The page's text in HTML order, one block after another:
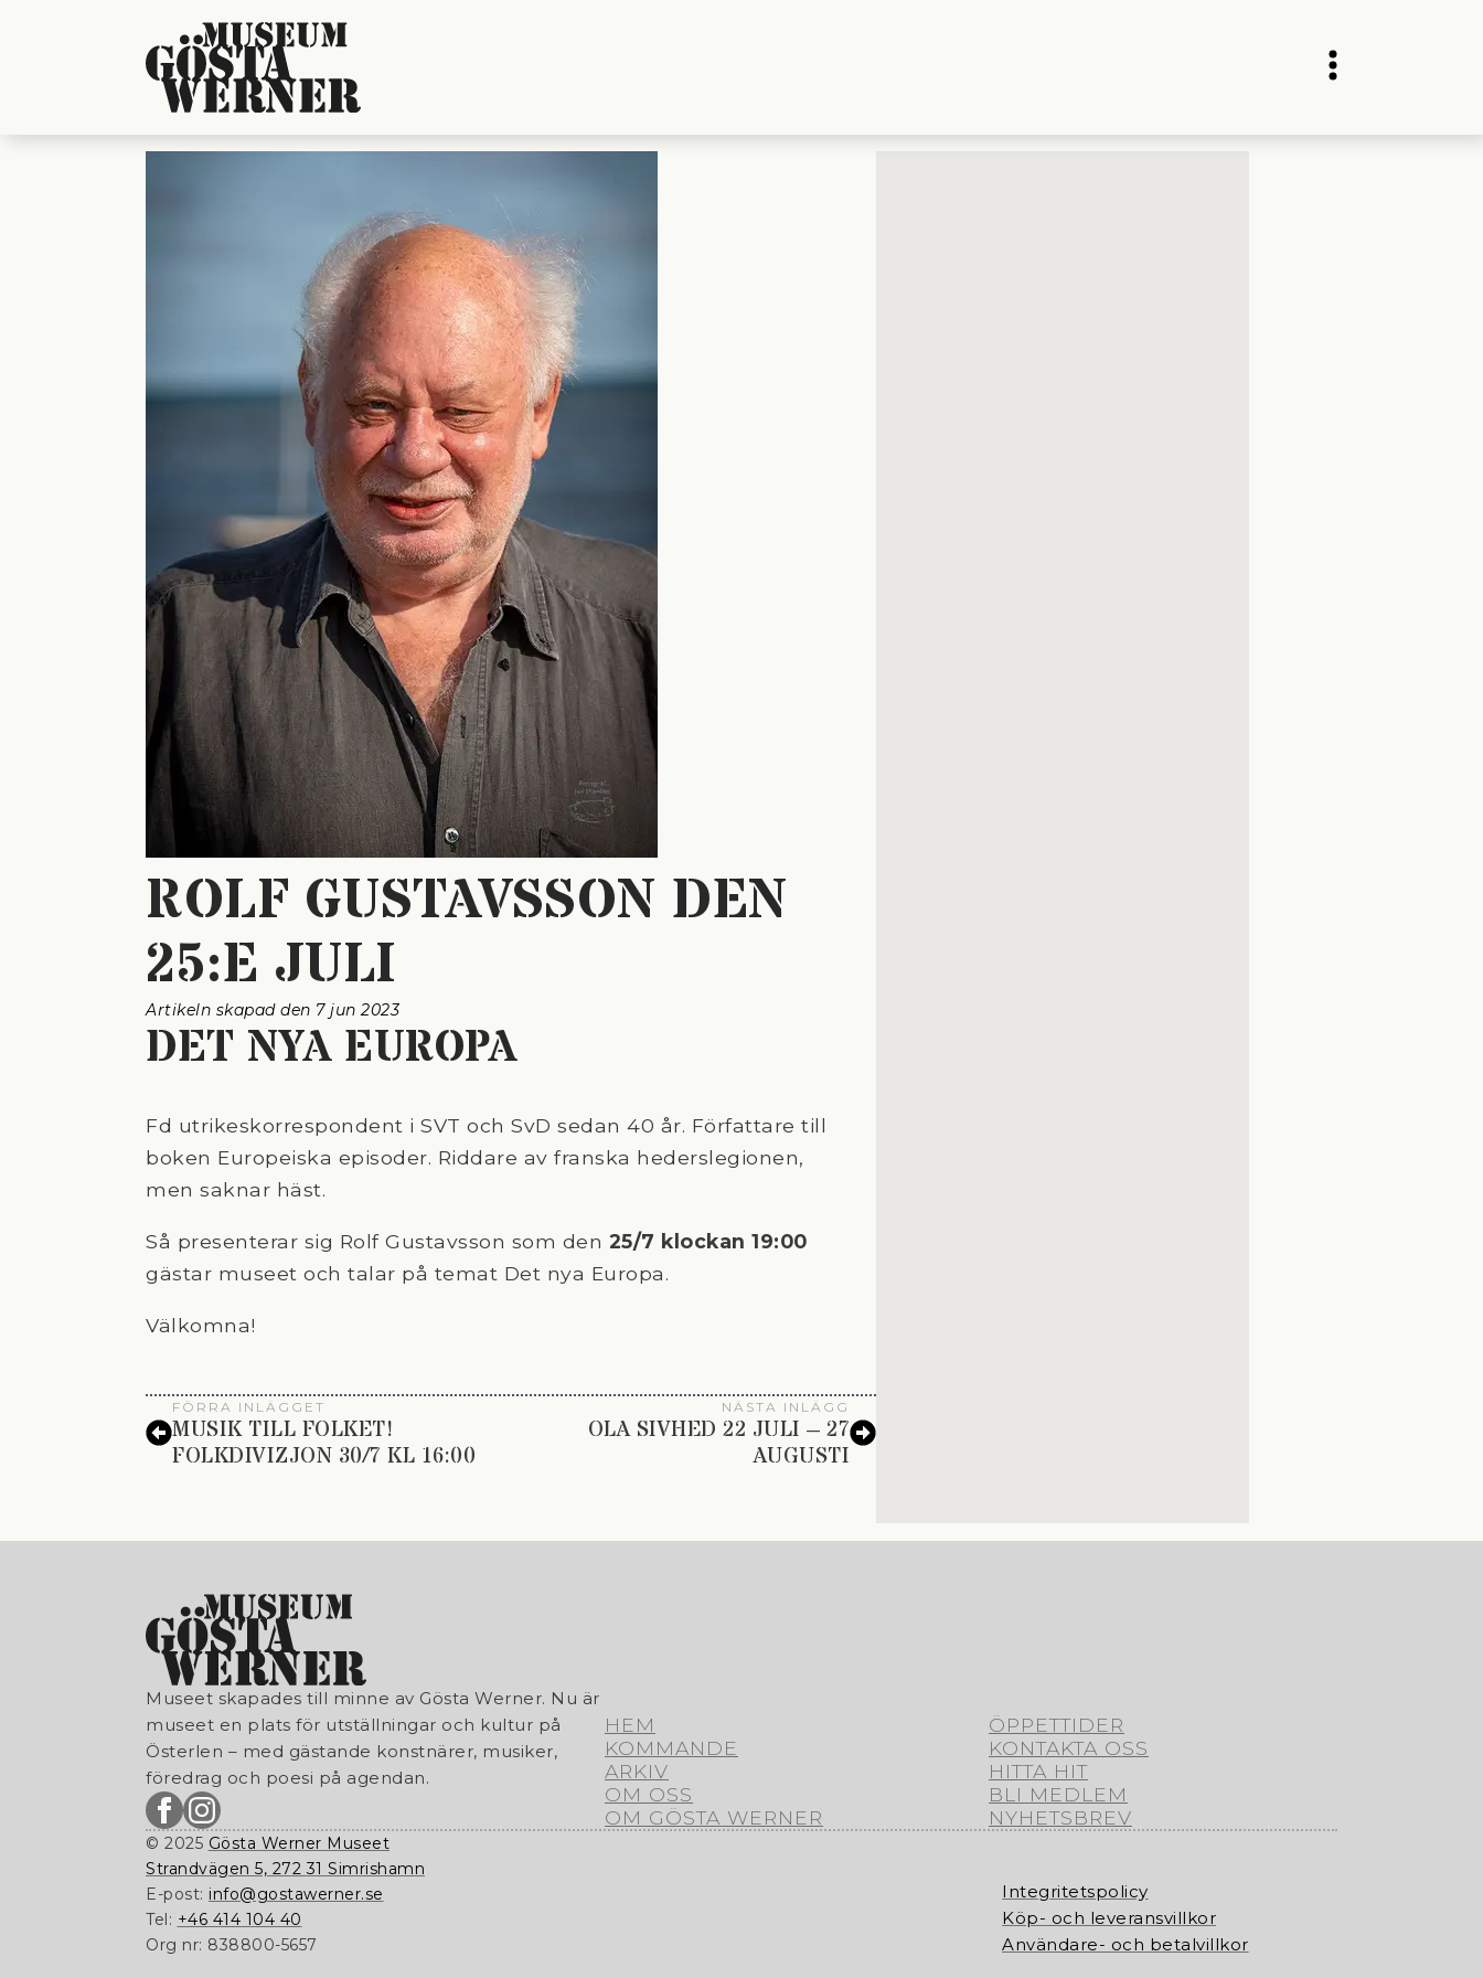
ROLF GUSTAVSSON DEN
25:E JULI
Artikeln skapad den 7 jun 2023
DET NYA EUROPA
Fd utrikeskorrespondent i SVT och SvD sedan 40 år. Författare till
boken Europeiska episoder. Riddare av franska hederslegionen,
men saknar häst.
Så presenterar sig Rolf Gustavsson som den 25/7 klockan 19:00
gästar museet och talar på temat Det nya Europa.
Välkomna!
FÖRRA INLÄGGET
MUSIK TILL FOLKET!
FOLKDIVIZJON 30/7 KL 16:00
NÄSTA INLÄGG
OLA SIVHED 22 JULI – 27
AUGUSTI
Museet skapades till minne av Gösta Werner. Nu är
museet en plats för utställningar och kultur på
Österlen – med gästande konstnärer, musiker,
föredrag och poesi på agendan.
HEM
KOMMANDE
ARKIV
OM OSS
OM GÖSTA WERNER
ÖPPETTIDER
KONTAKTA OSS
HITTA HIT
BLI MEDLEM
NYHETSBREV
© 2025 Gösta Werner Museet
Strandvägen 5, 272 31 Simrishamn
E-post: info@gostawerner.se
Tel: +46 414 104 40
Org nr: 838800-5657
Integritetspolicy
Köp- och leveransvillkor
Användare- och betalvillkor